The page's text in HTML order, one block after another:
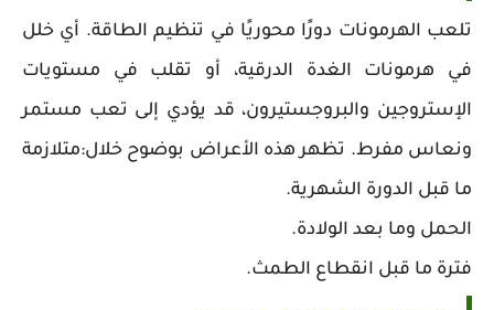
تلعب الهرمونات دورًا محوريًا في تنظيم الطاقة. أي خلل
في هرمونات الغدة الدرقية، أو تقلب في مستويات
الإستروجين والبروجستيرون، قد يؤدي إلى تعب مستمر
ونعاس مفرط. تظهر هذه الأعراض بوضوح خلال:متلازمة
ما قبل الدورة الشهرية.
الحمل وما بعد الولادة.
فترة ما قبل انقطاع الطمث.